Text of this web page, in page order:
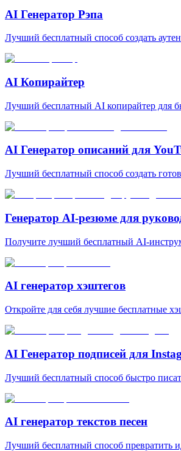
AI Генератор Рэпа
Лучший бесплатный способ создать
AI Копирайтер
Лучший бесплатный AI копирайтер для
AI Генератор описаний для
Лучший бесплатный способ создать
Генератор AI-резюме для
Получите лучший бесплатный AI-
AI генератор хэштегов
Откройте для себя лучшие бесплатные
AI Генератор подписей для
Лучший бесплатный способ быстро
AI генератор текстов песен
Лучший бесплатный способ превратить